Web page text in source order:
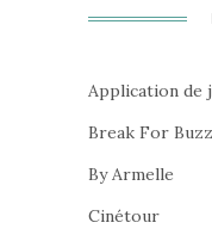
Application de
Break For Buzz
By Armelle
Cinétour